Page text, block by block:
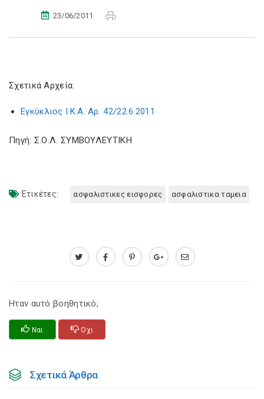
23/06/2011
Σχετικά Αρχεία:
Εγκύκλιος Ι.Κ.Α. Αρ. 42/22.6.2011
Πηγή: Σ.Ο.Λ. ΣΥΜΒΟΥΛΕΥΤΙΚΗ
Ετικέτες: ασφαλιστικες εισφορες ασφαλιστικα ταμεια
Ηταν αυτό βοηθητικό;
Ναι Οχι
Σχετικά Άρθρα